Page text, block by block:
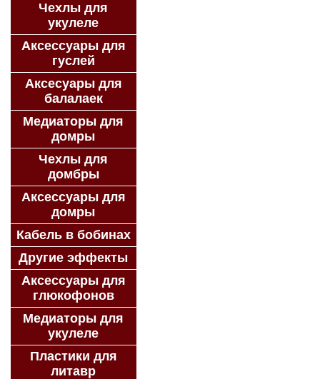
Чехлы для
укулеле
Аксессуары для
гуслей
Аксесуары для
балалаек
Медиаторы для
домры
Чехлы для
домбры
Аксессуары для
домры
Кабель в бобинах
Другие эффекты
Аксессуары для
глюкофонов
Медиаторы для
укулеле
Пластики для
литавр